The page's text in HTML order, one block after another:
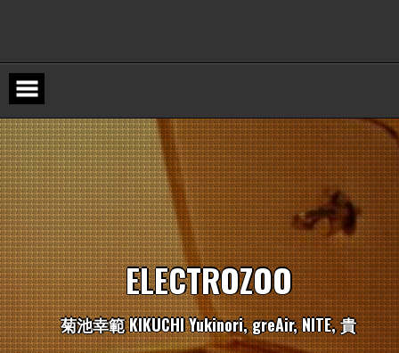
ELECTROZOO
菊池幸範KIKUCHIYukinori,greAir,NITE,貴